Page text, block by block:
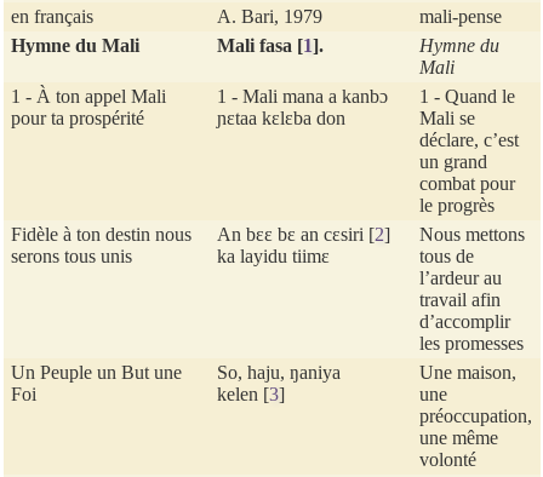
en français
A. Bari, 1979
mali-pense
Hymne du Mali
Mali fasa [1].
Hymne du
Mali
1 - À ton appel Mali
pour ta prospérité
1 - Mali mana a kanbɔ
ɲɛtaa kɛlɛba don
1 - Quand le
Mali se
déclare, c’est
un grand
combat pour
le progrès
Fidèle à ton destin nous
serons tous unis
An bɛɛ bɛ an cɛsiri [2]
ka layidu tiimɛ
Nous mettons
tous de
l’ardeur au
travail afin
d’accomplir
les promesses
Un Peuple un But une
Foi
So, haju, ŋaniya
kelen [3]
Une maison,
une
préoccupation,
une même
volonté